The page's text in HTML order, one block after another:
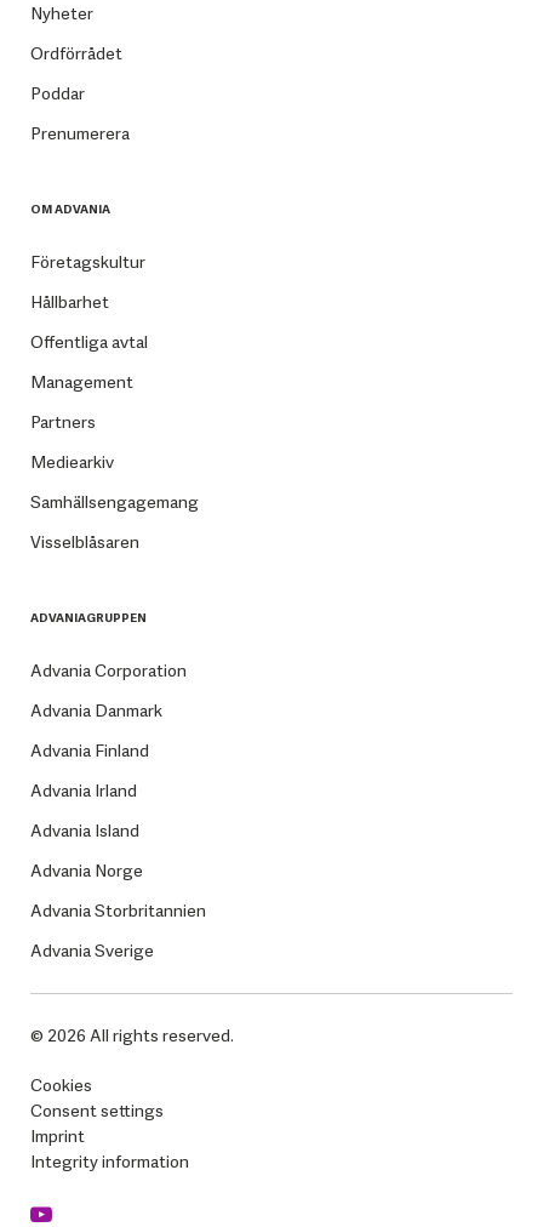
Nyheter
Ordförrådet
Poddar
Prenumerera
OM ADVANIA
Företagskultur
Hållbarhet
Offentliga avtal
Management
Partners
Mediearkiv
Samhällsengagemang
Visselblåsaren
ADVANIAGRUPPEN
Advania Corporation
Advania Danmark
Advania Finland
Advania Irland
Advania Island
Advania Norge
Advania Storbritannien
Advania Sverige
© 2026 All rights reserved.
Cookies
Consent settings
Imprint
Integrity information